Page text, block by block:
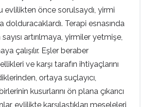
evlilikten önce sorulsaydı, yirmi
Terapi esnasında
artırılmaya, yirmiler yetmişe,
çalışılır. Eşler beraber
ve karşı tarafın ihtiyaçlarını
ortaya suçlayıcı,
kusurlarını ön plana çıkarıcı
evlilikte karşılaştıkları meseleleri